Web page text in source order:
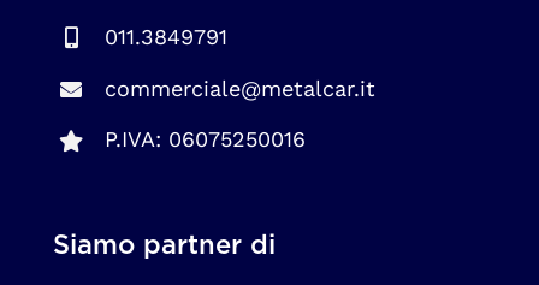
011.3849791
commerciale@metalcar.it
P.IVA: 06075250016
Siamo partner di